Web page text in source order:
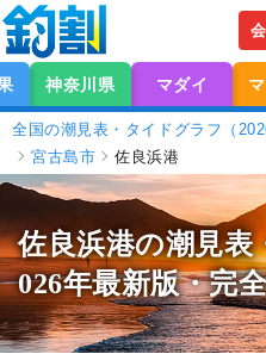
神奈川県 マダイ
全国の潮見表・タイドグラフ（
宮古島市
佐良浜港
佐良浜港の潮見表
026年最新版・完